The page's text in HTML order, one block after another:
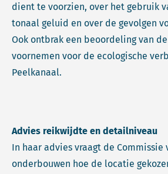
dient te voorzien, over het gebruik
tonaal geluid en over de gevolgen
Ook ontbrak een beoordeling van
voornemen voor de ecologische
Peelkanaal.
Advies reikwijdte en detailniveau
In haar advies vraagt de Commissie
onderbouwen hoe de locatie